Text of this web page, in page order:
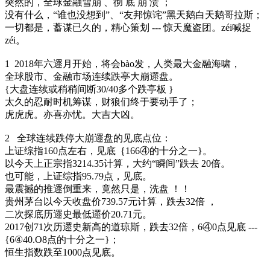
没有什么，“谁也没想到”、“友邦惊诧”黑天鹅白天鹅哥拉斯；
一切都是，蓄谋已久的，精心策划 --- 惊天魔盗团。zéi喊捉
zéi。
1 2018年六遝月开始，将会bào发，人类最大金融海啸，
全球股市、金融市场连续跌亭大崩遝盘。
{大盘连续或稍稍间断30/40多个跌亭板 }
太久的忍耐时机筹谋，财狼们终于要动手了；
虎虎虎。亦喜亦忧。大吉大凶。
2 全球连续跌停大崩遝盘的见底点位：
上证综指160点左右，见底｛166④的十分之一}。
以今天上正宗指3214.35计算，大约“瞬间”跌去 20倍。
也可能，上证综指95.79点，见底。
最震撼的推遝倒重来，竟然只是，洗盘 ！！
贵州茅台以今天收盘价739.57元计算，跌去32倍 ，
二次探底历遝史最低遝价20.71元。
2017创71次历遝史新高的道琼斯，跌去32倍，6④0点见底 ---
{6④40.О8点的十分之一}；
恒生指数跌至1000点见底。